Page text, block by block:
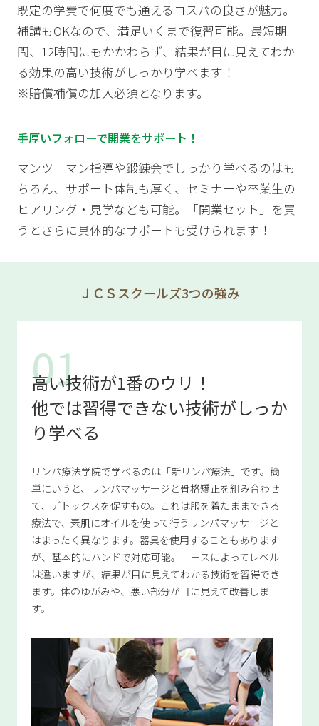
既定の学費で何度でも通えるコスパの良さが魅力。
補講もOKなので、満足いくまで復習可能。最短期
間、12時間にもかかわらず、結果が目に見えてわか
る効果の高い技術がしっかり学べます！
※賠償補償の加入必須となります。
手厚いフォローで開業をサポート！
マンツーマン指導や鍛錬会でしっかり学べるのはも
ちろん、サポート体制も厚く、セミナーや卒業生の
ヒアリング・見学なども可能。「開業セット」を買
うとさらに具体的なサポートも受けられます！
ＪＣＳスクールズ3つの強み
高い技術が1番のウリ！
他では習得できない技術がしっか
り学べる
リンパ療法学院で学べるのは「新リンパ療法」です。簡
単にいうと、リンパマッサージと骨格矯正を組み合わせ
て、デトックスを促すもの。これは服を着たままできる
療法で、素肌にオイルを使って行うリンパマッサージと
はまったく異なります。器具を使用することもあります
が、基本的にハンドで対応可能。コースによってレベル
は違いますが、結果が目に見えてわかる技術を習得でき
ます。体のゆがみや、悪い部分が目に見えて改善しま
す。